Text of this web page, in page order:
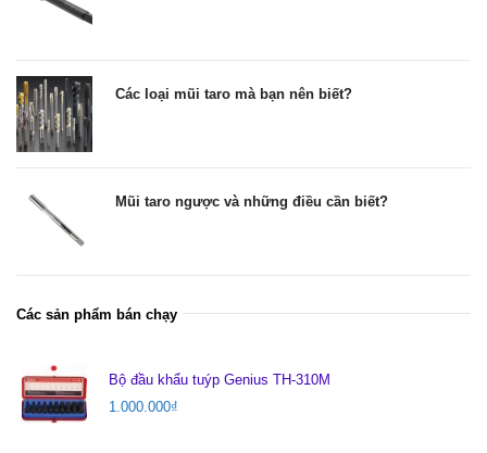
Các loại mũi taro mà bạn nên biết?
Mũi taro ngược và những điều cần biết?
Các sản phẩm bán chạy
Bộ đầu khẩu tuýp Genius TH-310M
1.000.000₫